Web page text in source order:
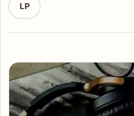
LP
Articles